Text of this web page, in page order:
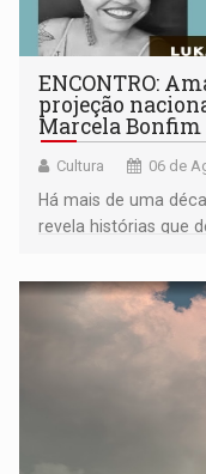
ENCONTRO:
projeção
Marcela Bonfim
Cultura 06 de
Há mais de uma
revela histórias que
negras